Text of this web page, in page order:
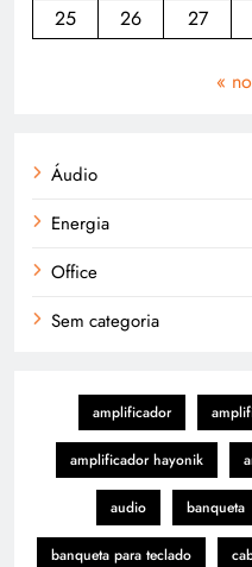
25
26 27
«
Áudio
Energia
Office
Sem categoria
amplificador
amplificador hayonik
audio banqueta
banqueta para teclado